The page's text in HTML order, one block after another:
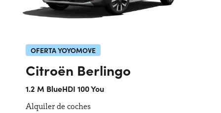
RENTING COCHES POR MESES
Nuestra historia
Trabaja con nosotros
CÓMO FUNCIONA
POR QUÉ CONVIENE
OFERTA YOYOMOVE
Citroën Berlingo
1.2 M BlueHDI 100 You
Alquiler de coches